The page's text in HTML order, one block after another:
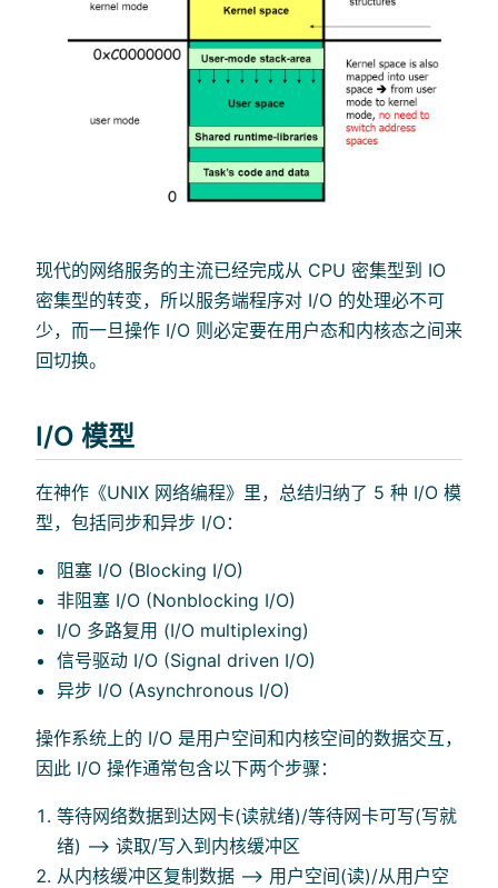
现代的网络服务的主流已经完成从 CPU 密集型到 IO
密集型的转变，所以服务端程序对 I/O 的处理必不可
少，而一旦操作 I/O 则必定要在用户态和内核态之间来
回切换。
I/O 模型
在神作《UNIX 网络编程》里，总结归纳了 5 种 I/O 模
型，包括同步和异步 I/O：
阻塞 I/O (Blocking I/O)
非阻塞 I/O (Nonblocking I/O)
I/O 多路复用 (I/O multiplexing)
信号驱动 I/O (Signal driven I/O)
异步 I/O (Asynchronous I/O)
操作系统上的 I/O 是用户空间和内核空间的数据交互，
因此 I/O 操作通常包含以下两个步骤：
等待网络数据到达网卡(读就绪)/等待网卡可写(写就
绪) –> 读取/写入到内核缓冲区
从内核缓冲区复制数据 –> 用户空间(读)/从用户空